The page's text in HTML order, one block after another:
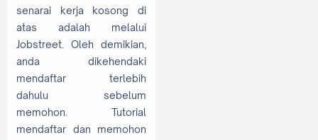
senarai kerja kosong di
atas adalah melalui
Jobstreet. Oleh demikian,
anda dikehendaki
mendaftar terlebih
dahulu sebelum
memohon. Tutorial
mendaftar dan memohon